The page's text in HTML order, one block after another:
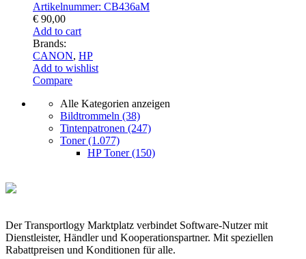
Artikelnummer: CB436aM
€ 90,00
Add to cart
Brands:
CANON, HP
Add to wishlist
Compare
Alle Kategorien anzeigen
Bildtrommeln (38)
Tintenpatronen (247)
Toner(1.077)
HP Toner(150)
Der Transportlogy Marktplatz verbindet Software-Nutzer mit
Dienstleister, Händler und Kooperationspartner. Mit speziellen
Rabattpreisen und Konditionen für alle.